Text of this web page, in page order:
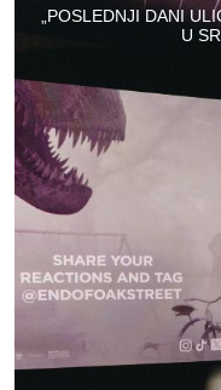
„POSLEDNJI DANI
U